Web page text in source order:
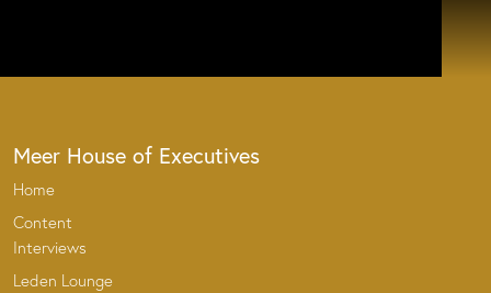
Meer House of Executives
Home
Content
Interviews
Leden Lounge